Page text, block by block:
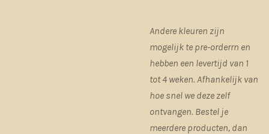
Andere kleuren zijn
mogelijk te pre-orderrn en
hebben een levertijd van 1
tot 4 weken. Afhankelijk van
hoe snel we deze zelf
ontvangen. Bestel je
meerdere producten, dan